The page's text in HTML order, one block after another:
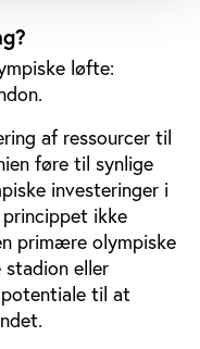
løfte:
af ressourcer til
føre til synlige
investeringer i
ikke
primære olympiske
eller
til at